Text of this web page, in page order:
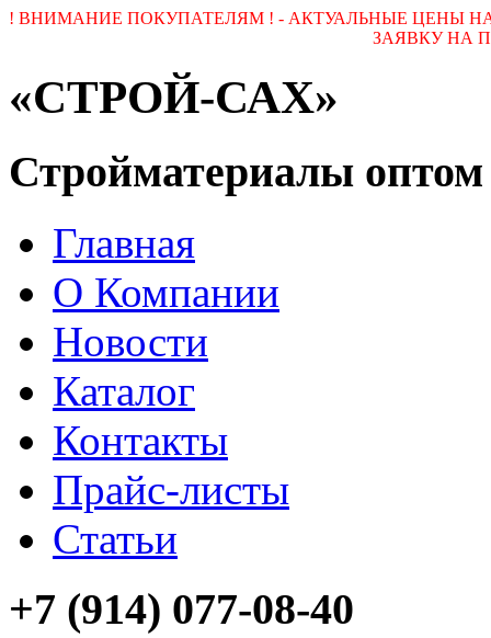
! ВНИМАНИЕ ПОКУПАТЕЛЯМ ! - АКТУАЛЬНЫЕ ЦЕНЫ
ЗАЯВКУ НА
«СТРОЙ-САХ»
Стройматериалы
Главная
О Компании
Новости
Каталог
Контакты
Прайс-листы
Статьи
+7 (914) 077-08-40